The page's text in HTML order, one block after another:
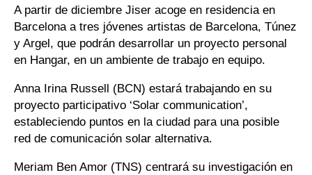
A partir de diciembre Jiser acoge en residencia en
Barcelona a tres jóvenes artistas de Barcelona, Túnez
y Argel, que podrán desarrollar un proyecto personal
en Hangar, en un ambiente de trabajo en equipo.
Anna Irina Russell (BCN) estará trabajando en su
proyecto participativo ‘Solar communication’,
estableciendo puntos en la ciudad para una posible
red de comunicación solar alternativa.
Meriam Ben Amor (TNS) centrará su investigación en